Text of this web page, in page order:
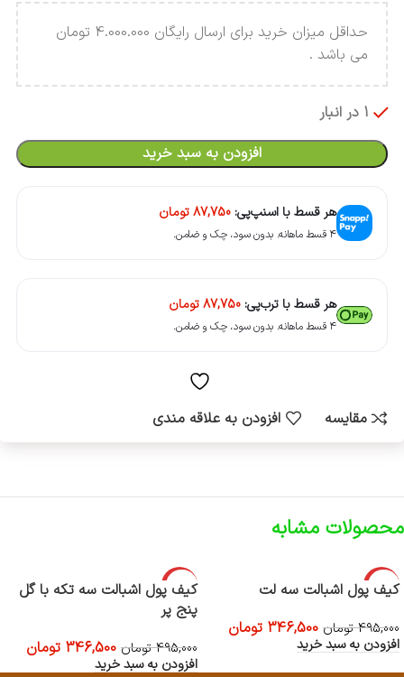
حداقل میزان خرید برای ارسال رایگان 4.000.000 تومان
می باشد .
1 در انبار
افزودن به سبد خرید
هر قسط با اسنپ‌پی: 87,750تومان
۴ قسط ماهانه. بدون سود، چک و ضامن.
هر قسط با ترب‌پی: 87,750تومان
۴ قسط ماهانه. بدون سود، چک و ضامن.
مقایسه افزودن به علاقه مندی
محصولات مشابه
-30%
کیف پول اشبالت سه لت
495,000 تومان 346,500 تومان
افزودن به سبد خرید
-30%
کیف پول اشبالت سه تکه با گل
پنج پر
495,000 تومان 346,500 تومان
افزودن به سبد خرید